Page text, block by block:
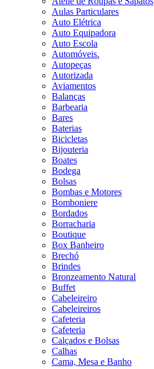
Aulas Particulares
Auto Elétrica
Auto Equipadora
Auto Escola
Automóveis.
Autopeças
Autorizada
Aviamentos
Balanças
Barbearia
Bares
Baterias
Bicicletas
Bijouteria
Boates
Bodega
Bolsas
Bombas e Motores
Bomboniere
Bordados
Borracharia
Boutique
Box Banheiro
Brechó
Brindes
Bronzeamento Natural
Buffet
Cabeleireiro
Cabeleireiros
Cafeteria
Cafeteria
Calçados e Bolsas
Calhas
Cama, Mesa e Banho